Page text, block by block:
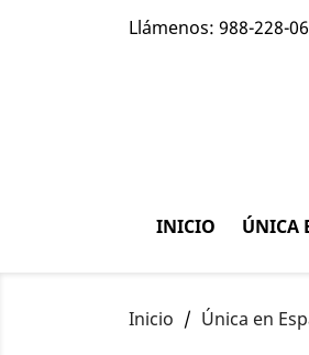
Llámenos: 988-228-
INICIO ÚNICA
Inicio Única en